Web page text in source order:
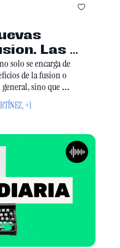
Las
para el
solo se encarga de
de la fusion o
sino que
+1